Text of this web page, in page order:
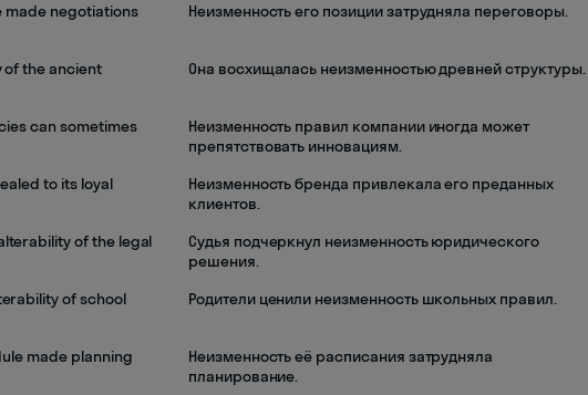
made negotiations
Неизменность его позиции затрудняла переговоры.
of the ancient
Она восхищалась неизменностью древней структуры.
can sometimes
Неизменность правил компании иногда может
препятствовать инновациям.
to its loyal
Неизменность бренда привлекала его преданных
клиентов.
of the legal
Судья подчеркнул неизменность юридического
решения.
of school
Родители ценили неизменность школьных правил.
made planning
Неизменность её расписания затрудняла
планирование.